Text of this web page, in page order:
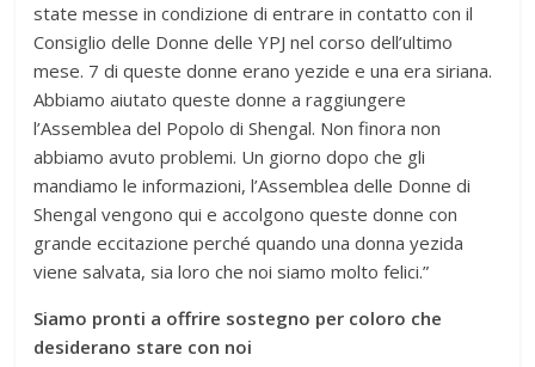
state messe in condizione di entrare in contatto con il
Consiglio delle Donne delle YPJ nel corso dell’ultimo
mese. 7 di queste donne erano yezide e una era siriana.
Abbiamo aiutato queste donne a raggiungere
l’Assemblea del Popolo di Shengal. Non finora non
abbiamo avuto problemi. Un giorno dopo che gli
mandiamo le informazioni, l’Assemblea delle Donne di
Shengal vengono qui e accolgono queste donne con
grande eccitazione perché quando una donna yezida
viene salvata, sia loro che noi siamo molto felici.”
Siamo pronti a offrire sostegno per coloro che
desiderano stare con noi